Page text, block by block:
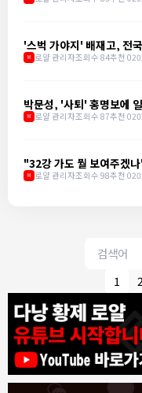
'스벅 가야지' 배재고, 전
M 로얄 관리자조회수 84추천 0
박문성, '사퇴' 홍명보에
게 어렵나"
M 로얄 관리자조회수 87추천 0
"32강 가도 뭘 보여주겠나
치더니
M 로얄 관리자조회수 98추천 0
1 2